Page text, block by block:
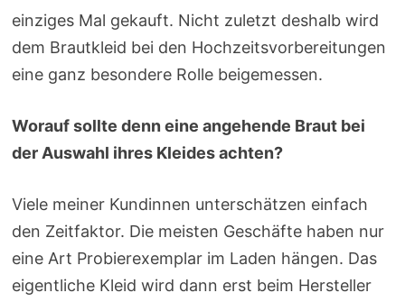
einziges Mal gekauft. Nicht zuletzt deshalb wird
dem Brautkleid bei den Hochzeitsvorbereitungen
eine ganz besondere Rolle beigemessen.
Worauf sollte denn eine angehende Braut bei
der Auswahl ihres Kleides achten?
Viele meiner Kundinnen unterschätzen einfach
den Zeitfaktor. Die meisten Geschäfte haben nur
eine Art Probierexemplar im Laden hängen. Das
eigentliche Kleid wird dann erst beim Hersteller